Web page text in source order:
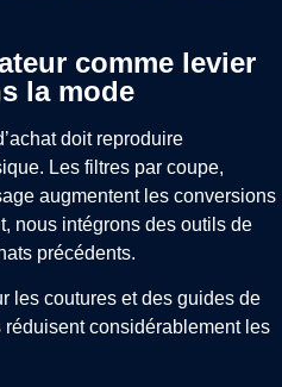
comme levier
la mode
doit reproduire
Les filtres par coupe,
augmentent les conversions
nous intégrons des outils de
précédents.
les coutures et des guides de
considérablement les